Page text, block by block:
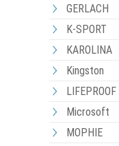
GERLACH
K-SPORT
KAROLINA
Kingston
LIFEPROOF
Microsoft
MOPHIE